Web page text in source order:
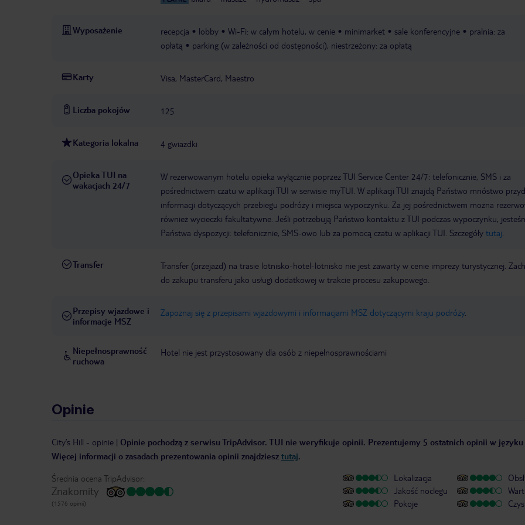
Wyposażenie recepcja lobby Wi-Fi: w całym hotelu, w cenie minimarket sale konferencyjne
pralnia: za
opłatą
parking (w zależności od dostępności), niestrzeżony: za opłatą
Karty Visa, MasterCard, Maestro
Liczba pokojów 125
Kategoria lokalna 4 gwiazdki
Opieka TUI na
wakacjach 24/7
W rezerwowanym hotelu opieka wyłącznie poprzez TUI Service Center 24/7: telefonicznie, SMS i za
pośrednictwem czatu w aplikacji TUI w serwisie myTUI. W aplikacji TUI znajdą Państwo mnóstwo
informacji dotyczących przebiegu podróży i miejsca wypoczynku. Za jej pośrednictwem można
również wycieczki fakultatywne. Jeśli potrzebują Państwo kontaktu z TUI podczas wypoczynku,
Państwa dyspozycji: telefonicznie, SMS-owo lub za pomocą czatu w aplikacji TUI. Szczegóły tutaj
Transfer
Transfer (przejazd) na trasie lotnisko-hotel-lotnisko nie jest zawarty w cenie imprezy turystycznej.
do zakupu transferu jako usługi dodatkowej w trakcie procesu zakupowego.
Przepisy wjazdowe i
informacje MSZ
Zapoznaj się z przepisami wjazdowymi i informacjami MSZ dotyczącymi kraju podróży.
Niepełnosprawność
ruchowa
Hotel nie jest przystosowany dla osób z niepełnosprawnościami
Opinie
City’s Hill - opinie | Opinie pochodzą z serwisu TripAdvisor. TUI nie weryfikuje opinii. Prezentujemy 5 ostatnich opinii w
Więcej informacji o zasadach prezentowania opinii znajdziesz tutaj.
Średnia ocena TripAdvisor:
Znakomity
(1576 opinii)
Lokalizacja
Jakość noclegu
Pokoje